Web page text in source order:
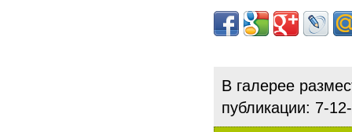
В галерее
публикации: 7-